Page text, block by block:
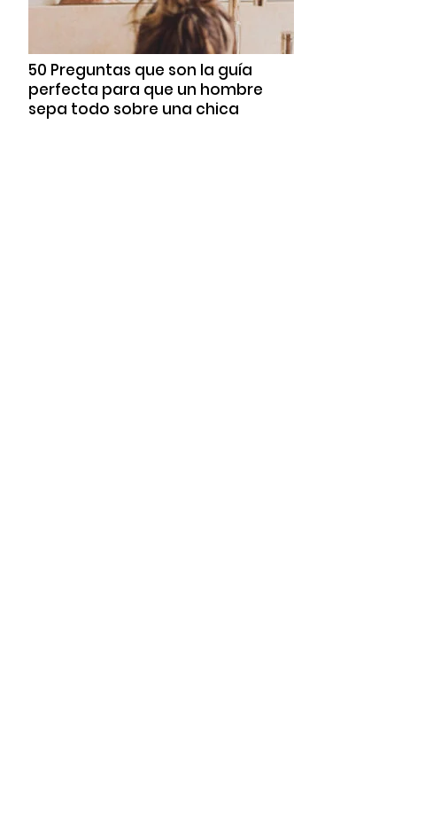
50 Preguntas que son la guía
perfecta para que un hombre
sepa todo sobre una chica